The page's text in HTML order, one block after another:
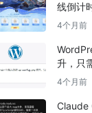
线倒计
4个月前
升，只
4个月前
Claude